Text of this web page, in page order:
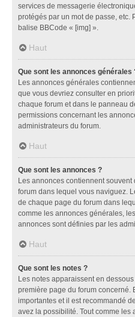
services de messagerie
protégés par un mot de passe, etc.
balise BBCode « [img] ».
Haut
Que sont les annonces générales
Les annonces générales
que vous devriez consulter en
chaque forum et dans le panneau
permissions concernant les
administrateurs du forum.
Haut
Que sont les annonces ?
Les annonces contiennent
forum dans lequel vous naviguez.
de chaque page du forum dans
comme les annonces générales,
annonces sont définies par les
Haut
Que sont les notes ?
Les notes apparaissent en
première page du forum concerné.
importantes et il est recommandé
avez la possibilité. Tout comme les